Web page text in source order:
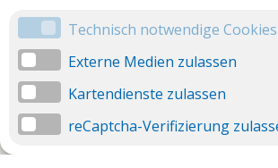
Technisch notwendige Cookies
Externe Medien zulassen
Kartendienste zulassen
reCaptcha-Verifizierung